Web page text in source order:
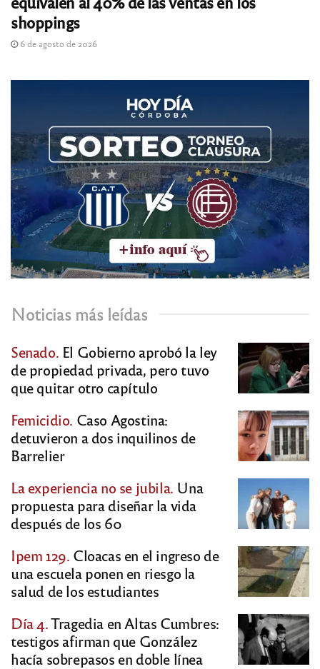
shoppings
6 de agosto de 2026
Noticias más leídas
Senado. El Gobierno aprobó la ley
de propiedad privada, pero tuvo
que quitar otro capítulo
Femicidio. Caso Agostina:
detuvieron a dos inquilinos de
Barrelier
La experiencia no se jubila. Una
propuesta para diseñar la vida
después de los 60
Ipem 129. Cloacas en el ingreso de
una escuela ponen en riesgo la
salud de los estudiantes
Día 4.Tragedia en Altas Cumbres:
testigos afirman que González
hacía sobrepasos en doble línea